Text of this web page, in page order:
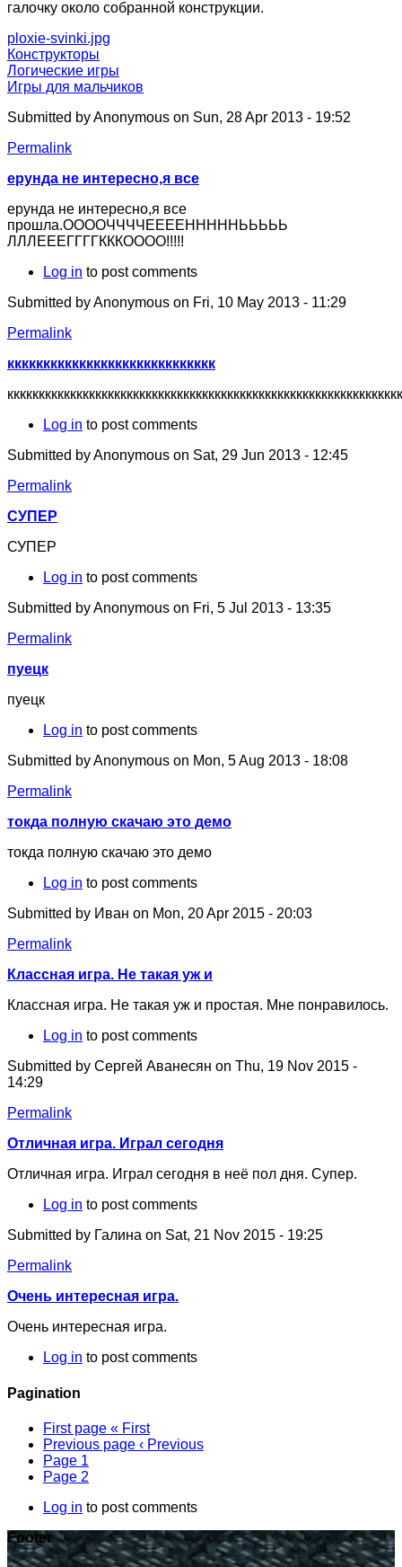
галочку около собранной конструкции.
ploxie-svinki.jpg
Конструкторы
Логические игры
Игры для мальчиков
Submitted byAnonymous on Sun, 28 Apr 2013 - 19:52
Permalink
ерунда не интересно,я все
ерунда не интересно,я все
прошла.ООООЧЧЧЧЕЕЕЕНННННЬЬЬЬЬ
ЛЛЛЕЕЕГГГГКККОООО!!!!!
Log in to post comments
Submitted byAnonymous on Fri, 10 May 2013 - 11:29
Permalink
ккккккккккккккккккккккккккккк
Log in to post comments
Submitted byAnonymous on Sat, 29 Jun 2013 - 12:45
Permalink
СУПЕР
СУПЕР
Log in to post comments
Submitted byAnonymous on Fri, 5 Jul 2013 - 13:35
Permalink
пуецк
пуецк
Log in to post comments
Submitted byAnonymous on Mon, 5 Aug 2013 - 18:08
Permalink
токда полную скачаю это демо
токда полную скачаю это демо
Log in to post comments
Submitted by Иван on Mon, 20 Apr 2015 - 20:03
Permalink
Классная игра. Не такая уж и
Классная игра. Не такая уж и простая. Мне понравилось.
Log in to post comments
Submitted by Сергей Аванесян on Thu, 19 Nov 2015 -
14:29
Permalink
Отличная игра. Играл сегодня
Отличная игра. Играл сегодня в неё пол дня. Супер.
Log in to post comments
Submitted by Галина on Sat, 21 Nov 2015 - 19:25
Permalink
Очень интересная игра.
Очень интересная игра.
Log in to post comments
Pagination
First page « First
Previous page ‹ Previous
Page 1
Page 2
Log in to post comments
Footer